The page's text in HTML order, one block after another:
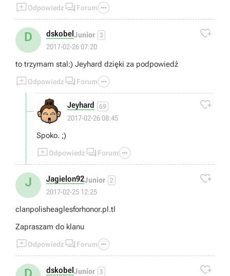
Odpowiedz  Forum 
D dskobelJunior 3
2017-02-26 07:20

to trzymam stal:) Jeyhard dzięki za podpowiedź
Odpowiedz  Forum 
Jeyhard 69
2017-02-26 08:45

Spoko. ;)
Odpowiedz  Forum 
J Jagielon92Junior 2
2017-02-25 12:25

clanpolisheaglesforhonor.pl.tl
Zapraszam do klanu
Odpowiedz  Forum 
dskobelJunior 3 